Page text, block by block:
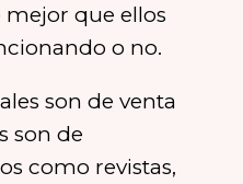
que ellos
o no.
son de venta
son de
como revistas,